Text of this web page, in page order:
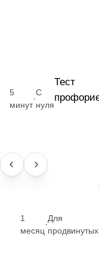
5
минут
·
С
нуля
Тест
НАВЫК
1
месяц
·
Для
продвинутых